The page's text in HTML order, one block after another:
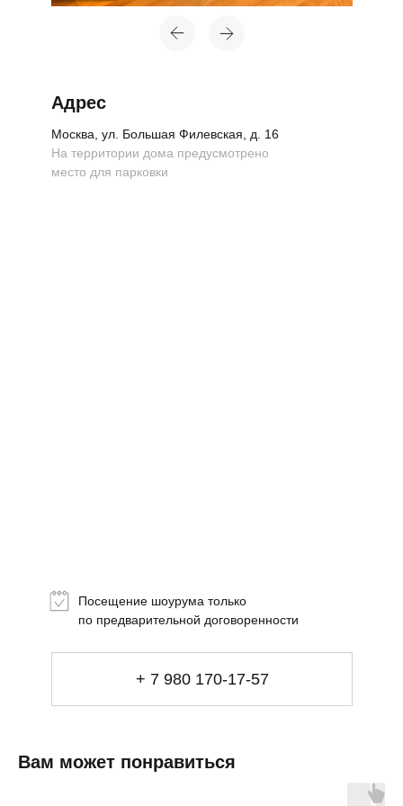
+ 7 980 170-17-57
Посещение шоурума только
по предварительной договоренности
Москва, ул. Большая Филевская, д. 16
Адрес
На территории дома предусмотрено
место для парковки
Вам может понравиться
Ценность обретения
Купить за 100 000 ₽
Купить за 100 000 ₽